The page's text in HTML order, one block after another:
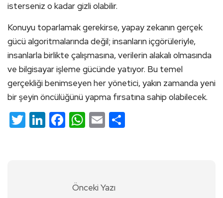
isterseniz o kadar gizli olabilir.
Konuyu toparlamak gerekirse, yapay zekanın gerçek
gücü algoritmalarında değil; insanların içgörüleriyle,
insanlarla birlikte çalışmasına, verilerin alakalı olmasında
ve bilgisayar işleme gücünde yatıyor. Bu temel
gerçekliği benimseyen her yönetici, yakın zamanda yeni
bir şeyin öncülüğünü yapma fırsatına sahip olabilecek.
Twitter
LinkedIn
Facebook
WhatsApp
Email
Önceki Yazı